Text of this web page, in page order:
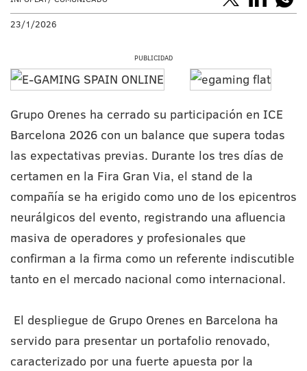
23/1/2026
PUBLICIDAD
Grupo Orenes ha cerrado su participación en ICE
Barcelona 2026 con un balance que supera todas
las expectativas previas. Durante los tres días de
certamen en la Fira Gran Via, el stand de la
compañía se ha erigido como uno de los epicentros
neurálgicos del evento, registrando una afluencia
masiva de operadores y profesionales que
confirman a la firma como un referente indiscutible
tanto en el mercado nacional como internacional.
El despliegue de Grupo Orenes en Barcelona ha
servido para presentar un portafolio renovado,
caracterizado por una fuerte apuesta por la